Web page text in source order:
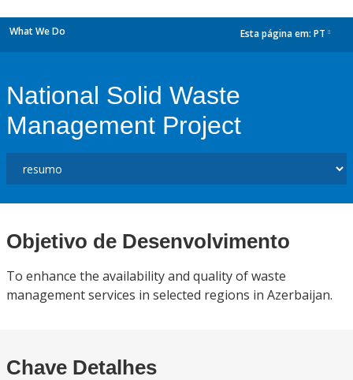
What We Do Esta página em: PT
National Solid Waste
Management Project
Objetivo de Desenvolvimento
To enhance the availability and quality of waste
management services in selected regions in Azerbaijan.
Chave Detalhes